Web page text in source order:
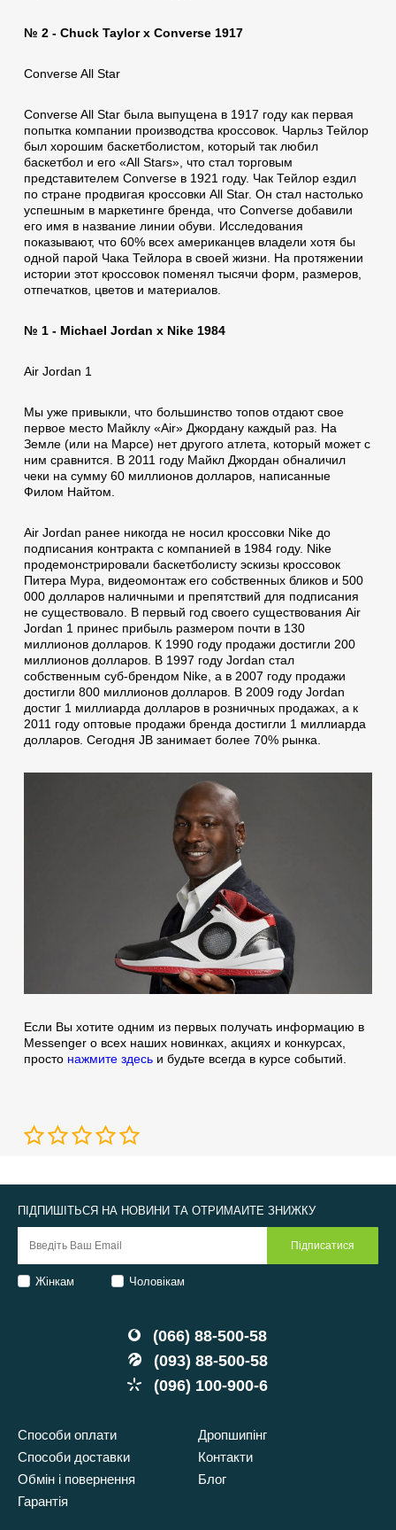
№ 2 - Chuck Taylor x Converse 1917
Converse All Star
Converse All Star была выпущена в 1917 году как первая
попытка компании производства кроссовок. Чарльз Тейлор
был хорошим баскетболистом, который так любил
баскетбол и его «All Stars», что стал торговым
представителем Converse в 1921 году. Чак Тейлор ездил
по стране продвигая кроссовки All Star. Он стал настолько
успешным в маркетинге бренда, что Converse добавили
его имя в название линии обуви. Исследования
показывают, что 60% всех американцев владели хотя бы
одной парой Чака Тейлора в своей жизни. На протяжении
истории этот кроссовок поменял тысячи форм, размеров,
отпечатков, цветов и материалов.
№ 1 - Michael Jordan x Nike 1984
Air Jordan 1
Мы уже привыкли, что большинство топов отдают свое
первое место Майклу «Air» Джордану каждый раз. На
Земле (или на Марсе) нет другого атлета, который может с
ним сравнится. В 2011 году Майкл Джордан обналичил
чеки на сумму 60 миллионов долларов, написанные
Филом Найтом.
Air Jordan ранее никогда не носил кроссовки Nike до
подписания контракта с компанией в 1984 году. Nike
продемонстрировали баскетболисту эскизы кроссовок
Питера Мура, видеомонтаж его собственных бликов и 500
000 долларов наличными и препятствий для подписания
не существовало. В первый год своего существования Air
Jordan 1 принес прибыль размером почти в 130
миллионов долларов. К 1990 году продажи достигли 200
миллионов долларов. В 1997 году Jordan стал
собственным суб-брендом Nike, а в 2007 году продажи
достигли 800 миллионов долларов. В 2009 году Jordan
достиг 1 миллиарда долларов в розничных продажах, а к
2011 году оптовые продажи бренда достигли 1 миллиарда
долларов. Сегодня JB занимает более 70% рынка.
Если Вы хотите одним из первых получать информацию в
Messenger о всех наших новинках, акциях и конкурсах,
просто нажмите здесь и будьте всегда в курсе событий.
(066) 88-500-58
(093) 88-500-58
(096) 100-900-6
Способи оплати
Способи доставки
Обмін і повернення
Гарантія
Дропшипінг
Контакти
Блог
ПІДПИШІТЬСЯ НА НОВИНИ ТА ОТРИМАЙТЕ ЗНИЖКУ
Жінкам Чоловікам